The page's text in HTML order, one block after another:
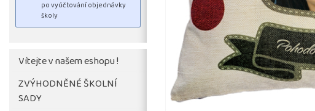
Vítejte v našem eshopu !
ZVÝHODNĚNÉ ŠKOLNÍ
SADY